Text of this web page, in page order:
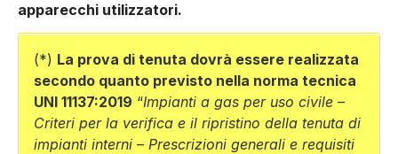
apparecchi utilizzatori.
(*) La prova di tenuta dovrà essere realizzata
secondo quanto previsto nella norma tecnica
UNI 11137:2019 “Impianti a gas per uso civile –
Criteri per la verifica e il ripristino della tenuta di
impianti interni – Prescrizioni generali e requisiti